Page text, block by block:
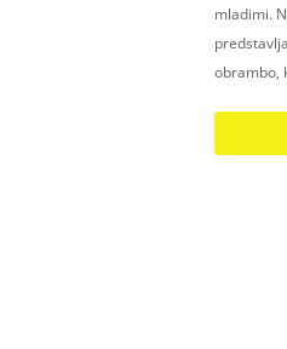
mladimi.
obrambo,